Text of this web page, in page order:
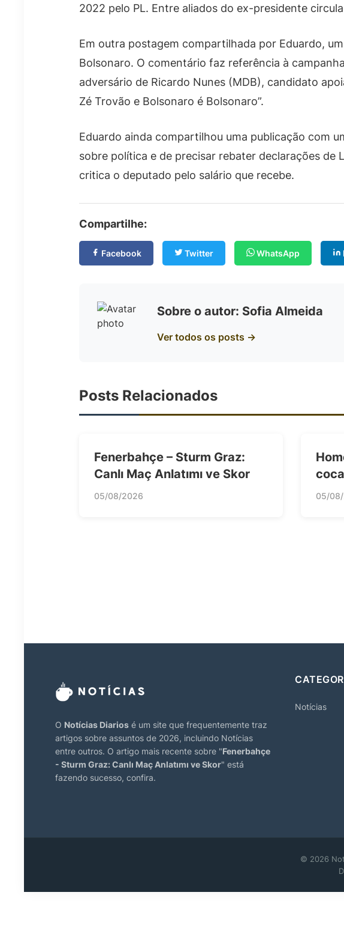
2022 pelo PL. Entre aliados do ex-presidente
Em outra postagem compartilhada por Eduardo,
Bolsonaro. O comentário faz referência à
adversário de Ricardo Nunes (MDB), candidato
Zé Trovão e Bolsonaro é Bolsonaro”.
Eduardo ainda compartilhou uma publicação com
sobre política e de precisar rebater declarações de
critica o deputado pelo salário que recebe.
Compartilhe:
Facebook Twitter WhatsApp
Sobre o autor: Sofia Almeida
Ver todos os posts →
Posts Relacionados
Fenerbahçe – Sturm Graz:
Canlı Maç Anlatımı ve Skor
05/08/2026 05/
O Notícias Diarios é um site que frequentemente traz
artigos sobre assuntos de 2026, incluindo Notícias
entre outros. O artigo mais recente sobre "Fenerbahçe
- Sturm Graz: Canlı Maç Anlatımı ve Skor" está
fazendo sucesso, confira.
Notícias
© 2026